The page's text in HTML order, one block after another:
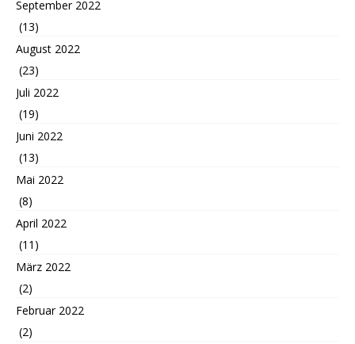
September 2022
(13)
August 2022
(23)
Juli 2022
(19)
Juni 2022
(13)
Mai 2022
(8)
April 2022
(11)
März 2022
(2)
Februar 2022
(2)